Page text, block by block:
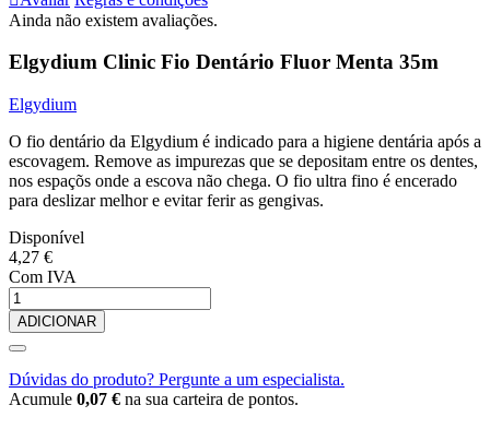
Ainda não existem avaliações.
Elgydium Clinic Fio Dentário Fluor Menta 35m
Elgydium
O fio dentário da Elgydium é indicado para a higiene dentária após a
escovagem. Remove as impurezas que se depositam entre os dentes,
nos espaçõs onde a escova não chega. O fio ultra fino é encerado
para deslizar melhor e evitar ferir as gengivas.
Disponível
4,27 €
Com IVA
ADICIONAR
Dúvidas do produto? Pergunte a um especialista.
Acumule 0,07 € na sua carteira de pontos.